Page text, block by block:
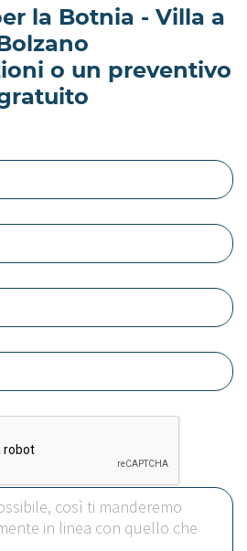
la Botnia - Villa a
Bolzano
o un preventivo